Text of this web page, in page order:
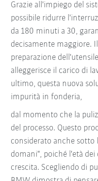
Grazie all'impiego del
possibile ridurre
da 180 minuti a 30,
decisamente maggiore.
preparazione
alleggerisce il carico di
ultimo, questa nuova
impurità in fonderia,
dal momento che la
del processo. Questo
considerato anche sotto
domani", poiché l'età
crescita. Scegliendo di